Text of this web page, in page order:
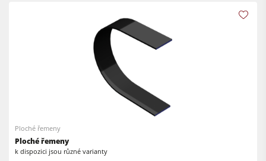
Automatizace a manipulace s materiálem
Projektový management
Ploché řemeny
Ploché řemeny
k dispozici jsou různé varianty